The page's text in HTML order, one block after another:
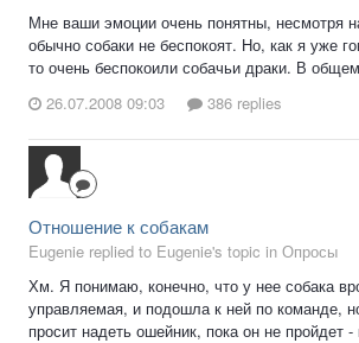
Мне ваши эмоции очень понятны, несмотря
обычно собаки не беспокоят. Но, как я уже
то очень беспокоили собачьи драки. В
26.07.2008 09:03
386 replies
Отношение к собакам
Eugenie replied to Eugenie's topic in Опросы
Хм. Я понимаю, конечно, что у нее собака
управляемая, и подошла к ней по команде,
просит надеть ошейник, пока он не пройдет